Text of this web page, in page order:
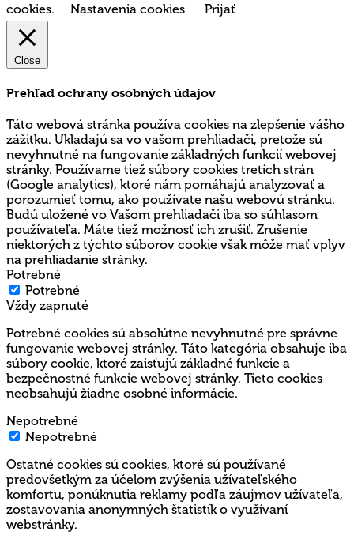
cookies.
Nastavenia cookies Prijať
Close
Prehľad ochrany osobných údajov
Táto webová stránka používa cookies na zlepšenie vášho
zážitku. Ukladajú sa vo vašom prehliadači, pretože sú
nevyhnutné na fungovanie základných funkcií webovej
stránky. Používame tiež súbory cookies tretích strán
(Google analytics), ktoré nám pomáhajú analyzovať a
porozumieť tomu, ako používate našu webovú stránku.
Budú uložené vo Vašom prehliadači iba so súhlasom
používateľa. Máte tiež možnosť ich zrušiť. Zrušenie
niektorých z týchto súborov cookie však môže mať vplyv
na prehliadanie stránky.
Potrebné
Potrebné
Vždy zapnuté
Potrebné cookies sú absolútne nevyhnutné pre správne
fungovanie webovej stránky. Táto kategória obsahuje iba
súbory cookie, ktoré zaisťujú základné funkcie a
bezpečnostné funkcie webovej stránky. Tieto cookies
neobsahujú žiadne osobné informácie.
Nepotrebné
Nepotrebné
Ostatné cookies sú cookies, ktoré sú používané
predovšetkým za účelom zvýšenia užívateľského
komfortu, ponúknutia reklamy podľa záujmov užívateľa,
zostavovania anonymných štatistík o využívaní
webstránky.